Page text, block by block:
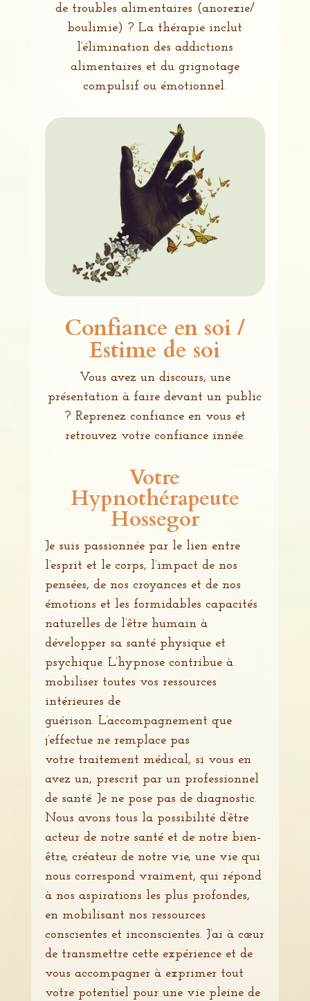
de troubles alimentaires (anorexie/
boulimie) ? La thérapie inclut
l’élimination des addictions
alimentaires et du grignotage
compulsif ou émotionnel.
Confiance en soi /
Estime de soi
Vous avez un discours, une
présentation à faire devant un public
? Reprenez confiance en vous et
retrouvez votre confiance innée.
Votre
Hypnothérapeute
Hossegor
Je suis passionnée par le lien entre
l’esprit et le corps, l’impact de nos
pensées, de nos croyances et de nos
émotions et les formidables capacités
naturelles de l’être humain à
développer sa santé physique et
psychique. L’hypnose contribue à
mobiliser toutes vos ressources
intérieures de
guérison. L’accompagnement que
j’effectue ne remplace pas
votre traitement médical, si vous en
avez un, prescrit par un professionnel
de santé. Je ne pose pas de diagnostic.
Nous avons tous la possibilité d’être
acteur de notre santé et de notre bien-
être, créateur de notre vie, une vie qui
nous correspond vraiment, qui répond
à nos aspirations les plus profondes,
en mobilisant nos ressources
conscientes et inconscientes.​ J’ai à cœur
de transmettre cette expérience et de
vous accompagner à exprimer tout
votre potentiel pour une vie pleine de